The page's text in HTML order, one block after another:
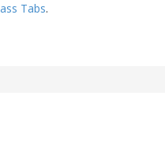
Tabs.